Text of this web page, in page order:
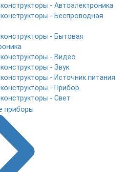
- Автоэлектроника
- Беспроводная
- Бытовая
- Видео
- Звук
- Источник питания
- Прибор
- Свет
приборы